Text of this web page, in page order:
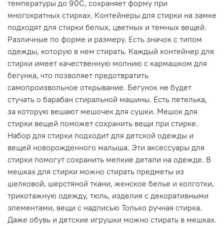
температуры до 90С, сохраняет форму при
многократных стирках. Контейнеры для стирки на замке
подходят для стирки белых, цветных и темных вещей.
Различные по форме и размеру. Есть значок с типом
одежды, которую в нем стирать. Каждый контейнер для
стирки имеет качественную молнию с кармашком для
бегунка, что позволяет предотвратить
самопроизвольное открывание. Бегунок не будет
стучать о барабан стиральной машины. Есть петелька,
за которую вешают мешочек для сушки. Мешок для
стирки вещей поможет сохранить вещи при стирке.
Набор для стирки подходит для детской одежды и
вещей новорожденного малыша. Эти аксессуары для
стирки помогут сохранить мелкие детали на одежде. В
мешках для стирки можно стирать предметы из
шелковой, шерстяной ткани, женское белье и колготки,
трикотажную одежду, тюль, изделия с декоративными
элементами, вещи с надписью Только ручная стирка.
Даже обувь и детские игрушки можно стирать в мешках.